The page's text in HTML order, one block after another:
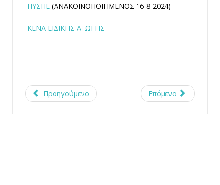
ΠΥΣΠΕ (ΑΝΑΚΟΙΝΟΠΟΙΗΜΕΝΟΣ 16-8-2024)
ΚΕΝΑ ΕΙΔΙΚΗΣ ΑΓΩΓΗΣ
Προηγούμενο Επόμενο